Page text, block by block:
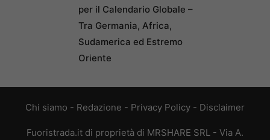
per il Calendario Globale –
Tra Germania, Africa,
Sudamerica ed Estremo
Oriente
Chi siamo - Redazione - Privacy Policy - Disclaimer
Fuoristrada.it di proprietà di MRSHARE SRL - Via A.